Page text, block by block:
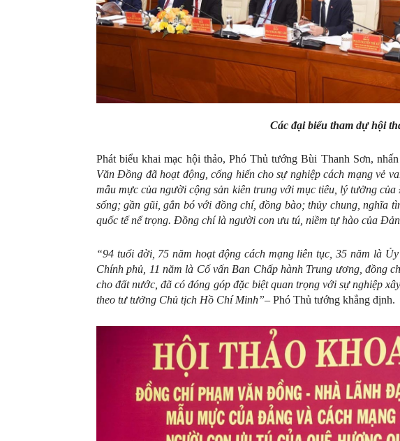
Các đại biểu tham dự hội
Phát biểu khai mạc hội thảo, Phó Thủ tướng Bùi Thanh Sơn,
Văn Đồng đã hoạt động, cống hiến cho sự nghiệp cách mạng vẻ
mẫu mực của người cộng sản kiên trung với mục tiêu, lý tưởng
sống; gần gũi, gắn bó với đồng chí, đồng bào; thủy chung, nghĩa
quốc tế nể trọng. Đồng chí là người con ưu tú, niềm tự hào của
“94 tuổi đời, 75 năm hoạt động cách mạng liên tục, 35 năm là
Chính phủ, 11 năm là Cố vấn Ban Chấp hành Trung ương, đồng
cho đất nước, đã có đóng góp đặc biệt quan trọng với sự nghiệp
theo tư tưởng Chủ tịch Hồ Chí Minh”– Phó Thủ tướng khẳng định.